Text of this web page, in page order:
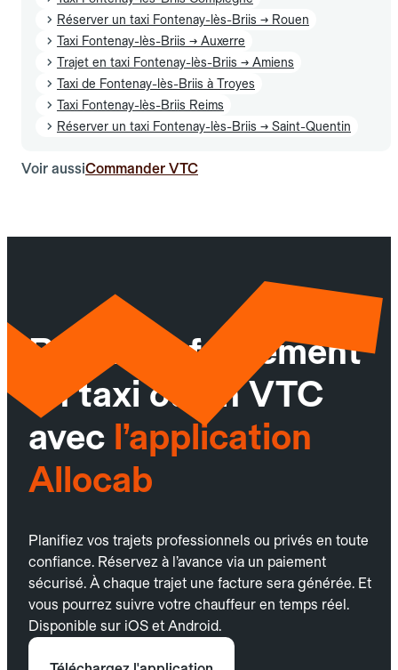
Réserver un taxi Fontenay-lès-Briis → Rouen
Taxi Fontenay-lès-Briis → Auxerre
Trajet en taxi Fontenay-lès-Briis → Amiens
Taxi de Fontenay-lès-Briis à Troyes
Taxi Fontenay-lès-Briis Reims
Réserver un taxi Fontenay-lès-Briis → Saint-Quentin
Voir aussiCommander VTC
Réservez facilement
un taxi ou un VTC
avec l’application
Allocab
Planifiez vos trajets professionnels ou privés en toute
confiance. Réservez à l’avance via un paiement
sécurisé. À chaque trajet une facture sera générée. Et
vous pourrez suivre votre chauffeur en temps réel.
Disponible sur iOS et Android.